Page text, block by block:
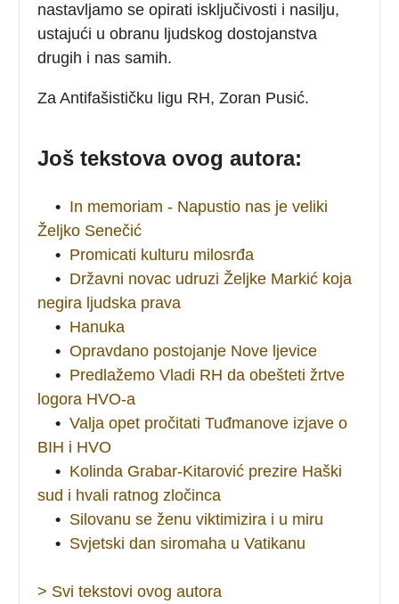
nastavljamo se opirati isključivosti i nasilju,
ustajući u obranu ljudskog dostojanstva
drugih i nas samih.
Za Antifašističku ligu RH, Zoran Pusić.
Još tekstova ovog autora:
• In memoriam - Napustio nas je veliki
Željko Senečić
• Promicati kulturu milosrđa
• Državni novac udruzi Željke Markić koja
negira ljudska prava
• Hanuka
• Opravdano postojanje Nove ljevice
• Predlažemo Vladi RH da obešteti žrtve
logora HVO-a
• Valja opet pročitati Tuđmanove izjave o
BIH i HVO
• Kolinda Grabar-Kitarović prezire Haški
sud i hvali ratnog zločinca
• Silovanu se ženu viktimizira i u miru
• Svjetski dan siromaha u Vatikanu
> Svi tekstovi ovog autora